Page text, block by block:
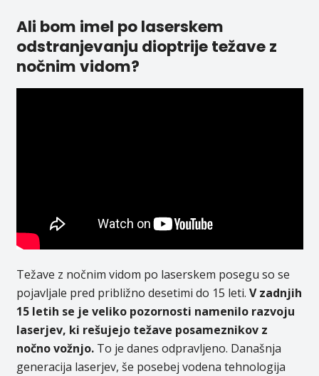
Ali bom imel po laserskem
odstranjevanju dioptrije težave z
nočnim vidom?
Težave z nočnim vidom po laserskem posegu so se
pojavljale pred približno desetimi do 15 leti. V zadnjih
15 letih se je veliko pozornosti namenilo razvoju
laserjev, ki rešujejo težave posameznikov z
nočno vožnjo.To je danes odpravljeno. Današnja
generacija laserjev, še posebej vodena tehnologija